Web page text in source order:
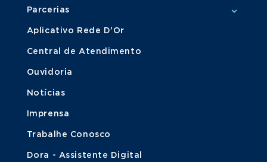
Parcerias
Aplicativo Rede D'Or
Central de Atendimento
Ouvidoria
Notícias
Imprensa
Trabalhe Conosco
Dora - Assistente Digital